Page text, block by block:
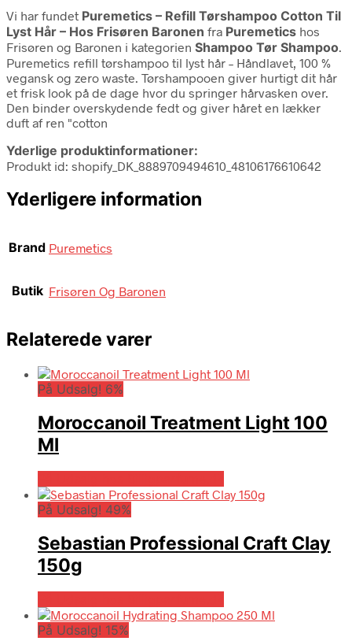
Vi har fundet Puremetics – Refill Tørshampoo Cotton Til
Lyst Hår – Hos Frisøren Baronen fra Puremetics hos
Frisøren og Baronen i kategorien Shampoo Tør Shampoo.
Puremetics refill tørshampoo til lyst hår – Håndlavet, 100 %
vegansk og zero waste. Tørshampooen giver hurtigt dit hår
et frisk look på de dage hvor du springer hårvasken over.
Den binder overskydende fedt og giver håret en lækker
duft af ren "cotton
Yderlige produktinformationer:
Produkt id: shopify_DK_8889709494610_48106176610642
Yderligere information
Brand Puremetics
Butik Frisøren Og Baronen
Relaterede varer
På Udsalg! 6%
Moroccanoil Treatment Light 100
Ml
På Udsalg! 49%
Sebastian Professional Craft Clay
150g
På Udsalg! 15%